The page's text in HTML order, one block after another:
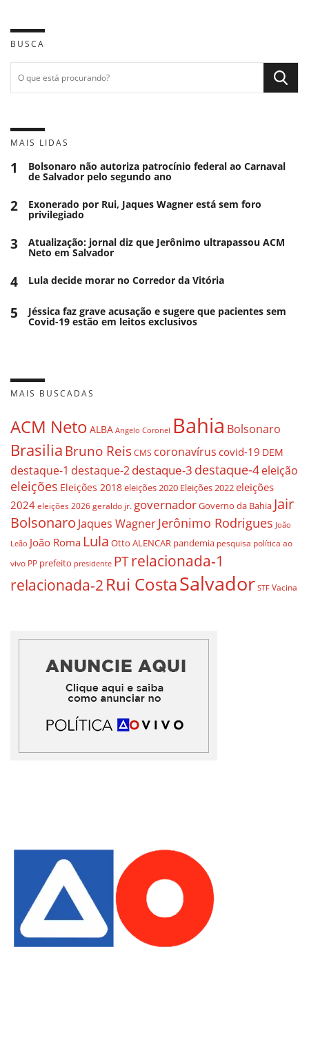
BUSCA
MAIS LIDAS
1 Bolsonaro não autoriza patrocínio federal ao Carnaval
de Salvador pelo segundo ano
2 Exonerado por Rui, Jaques Wagner está sem foro
privilegiado
3 Atualização: jornal diz que Jerônimo ultrapassou ACM
Neto em Salvador
4 Lula decide morar no Corredor da Vitória
5 Jéssica faz grave acusação e sugere que pacientes sem
Covid-19 estão em leitos exclusivos
MAIS BUSCADAS
ACM Neto ALBA Angelo Coronel Bahia Bolsonaro
BrasiliaBruno ReisCMS coronavírus covid-19 DEM
destaque-1 destaque-2destaque-3 destaque-4eleição
eleições Eleições 2018eleições 2020 Eleições 2022eleições
2024 eleições 2026 geraldo jr. governadorGoverno da Bahia Jair
Bolsonaro Jaques WagnerJerônimo Rodrigues João
Leão João Roma Lula Otto ALENCAR pandemia pesquisa política ao
vivo PP prefeito presidente PTrelacionada-1
relacionada-2 Rui CostaSalvador STF Vacina